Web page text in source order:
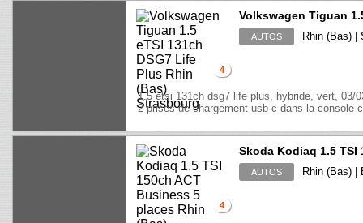
4
Volkswagen Tiguan
AUTOS Rhin (Bas) |
1.5 etsi 131ch dsg7 life plus, hybride, vert, 03/
2 prises de chargement usb-c dans la console
4
Skoda Kodiaq 1.5 TSI
AUTOS Rhin (Bas) |